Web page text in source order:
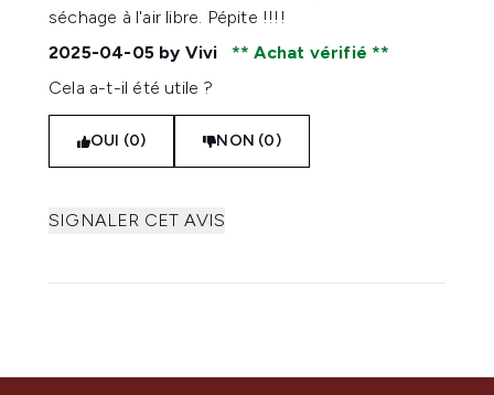
séchage à l'air libre. Pépite !!!!
2025-04-05 by Vivi
Achat vérifié
Cela a-t-il été utile ?
OUI (0) NON (0)
SIGNALER CET AVIS